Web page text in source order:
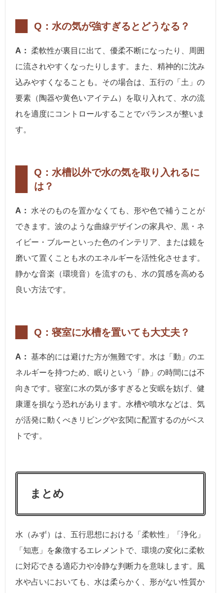
Q：水の気が強すぎるとどうなる？
A： 柔軟性が裏目に出て、優柔不断になったり、周囲
に流されやすくなったりします。また、精神的に沈み
込みやすくなることも。その場合は、五行の「土」の
要素（陶器や黄色いアイテム）を取り入れて、水の流
れを適度にコントロールすることでバランスが整いま
す。
Q：水槽以外で水の気を取り入れるに
は？
A：
水そのものを置かなくても、形や色で補うことが
できます。波のような曲線デザインの家具や、黒・ネ
イビー・ブルーといった色のインテリア、または鏡を
磨いて置くことも水のエネルギーを活性化させます。
静かな音楽（環境音）を流すのも、水の質感を高める
良い方法です。
Q：寝室に水槽を置いても大丈夫？
A： 基本的には避けた方が無難です。水は「動」のエ
ネルギーを持つため、眠りという「静」の時間には不
向きです。寝室に水の気が多すぎると安眠を妨げ、健
康運を損なう恐れがあります。水槽や噴水などは、気
が活発に動くべきリビングや玄関に配置するのがベス
トです。
まとめ
水（みず）は、五行思想における「柔軟性」「浄化」
「知恵」を象徴するエレメントで、環境の変化に柔軟
に対応できる適応力や冷静な判断力を意味します。風
水や占いにおいても、水は柔らかく、形がない性質か